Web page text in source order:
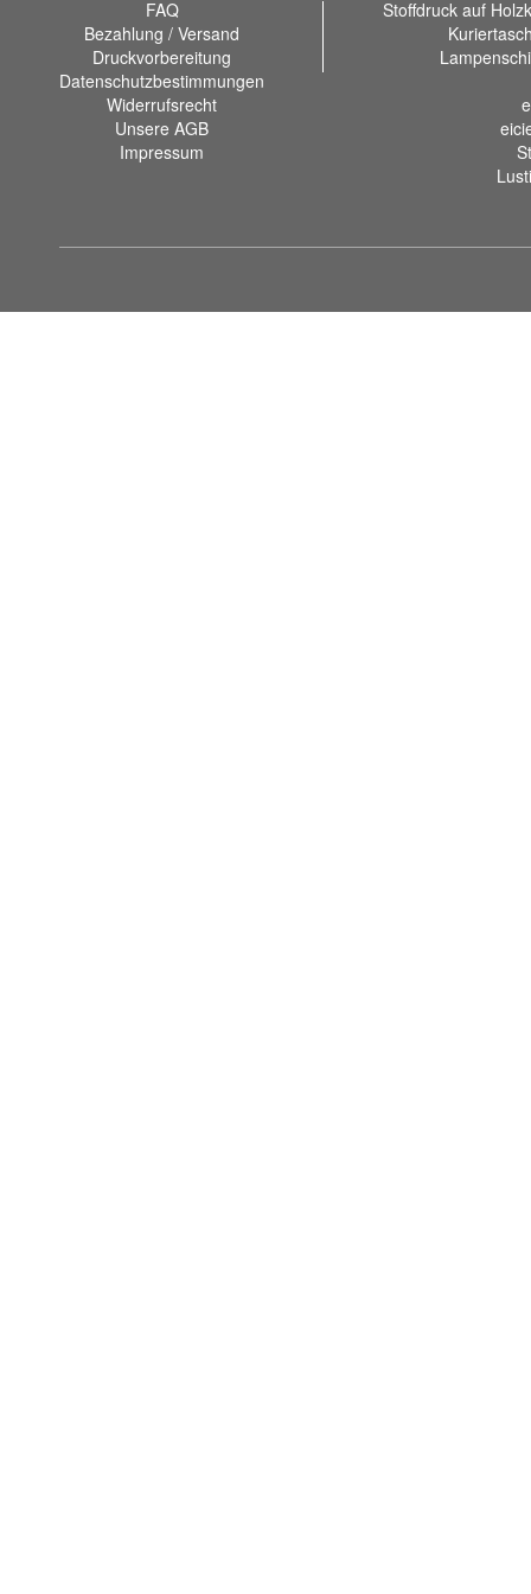
FAQ
Bezahlung / Versand
Druckvorbereitung
Datenschutzbestimmungen
Widerrufsrecht
Unsere AGB
Impressum
Stoffdruck auf